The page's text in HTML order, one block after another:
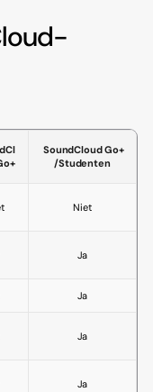
SoundCloud Go+
/Studenten
Niet
Ja
Ja
Ja
Ja